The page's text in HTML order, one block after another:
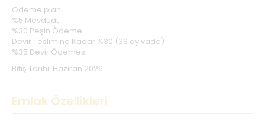
Ödeme planı
%5 Mevduat
%30 Peşin Ödeme
Devir Teslimine Kadar %30 (36 ay vade)
%35 Devir Ödemesi
Bitiş Tarihi: Haziran 2026
Emlak Özellikleri